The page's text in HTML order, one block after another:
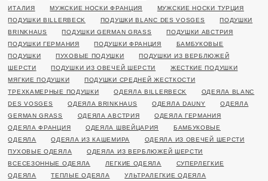
ИТАЛИЯ
МУЖСКИЕ НОСКИ ФРАНЦИЯ
МУЖСКИЕ НОСКИ ТУРЦИЯ
ПОДУШКИ BILLERBECK
ПОДУШКИ BLANC DES VOSGES
ПОДУШКИ
BRINKHAUS
ПОДУШКИ GERMAN GRASS
ПОДУШКИ АВСТРИЯ
ПОДУШКИ ГЕРМАНИЯ
ПОДУШКИ ФРАНЦИЯ
БАМБУКОВЫЕ
ПОДУШКИ
ПУХОВЫЕ ПОДУШКИ
ПОДУШКИ ИЗ ВЕРБЛЮЖЕЙ
ШЕРСТИ
ПОДУШКИ ИЗ ОВЕЧЕЙ ШЕРСТИ
ЖЕСТКИЕ ПОДУШКИ
МЯГКИЕ ПОДУШКИ
ПОДУШКИ СРЕДНЕЙ ЖЕСТКОСТИ
ТРЕХКАМЕРНЫЕ ПОДУШКИ
ОДЕЯЛА BILLERBECK
ОДЕЯЛА BLANC
DES VOSGES
ОДЕЯЛА BRINKHAUS ОДЕЯЛА DAUNY
ОДЕЯЛА
GERMAN GRASS
ОДЕЯЛА АВСТРИЯ
ОДЕЯЛА ГЕРМАНИЯ
ОДЕЯЛА ФРАНЦИЯ
ОДЕЯЛА ШВЕЙЦАРИЯ
БАМБУКОВЫЕ
ОДЕЯЛА
ОДЕЯЛА ИЗ КАШЕМИРА
ОДЕЯЛА ИЗ ОВЕЧЕЙ ШЕРСТИ
ПУХОВЫЕ ОДЕЯЛА
ОДЕЯЛА ИЗ ВЕРБЛЮЖЕЙ ШЕРСТИ
ВСЕСЕЗОННЫЕ ОДЕЯЛА
ЛЕГКИЕ ОДЕЯЛА
СУПЕРЛЕГКИЕ
ОДЕЯЛА
ТЕПЛЫЕ ОДЕЯЛА
УЛЬТРАЛЕГКИЕ ОДЕЯЛА